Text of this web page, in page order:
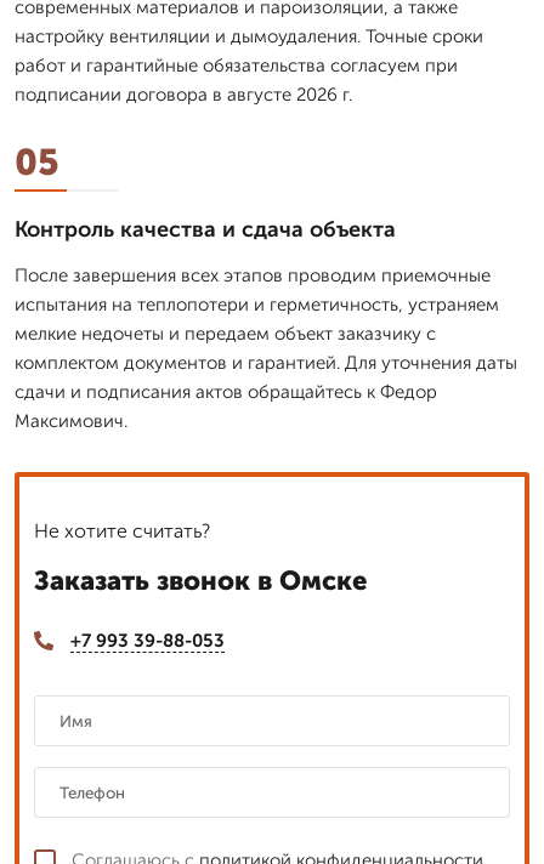
современных материалов и пароизоляции, а также
настройку вентиляции и дымоудаления. Точные сроки
работ и гарантийные обязательства согласуем при
подписании договора в августе 2026 г.
05
Контроль качества и сдача объекта
После завершения всех этапов проводим приемочные
испытания на теплопотери и герметичность, устраняем
мелкие недочеты и передаем объект заказчику с
комплектом документов и гарантией. Для уточнения даты
сдачи и подписания актов обращайтесь к Федор
Максимович.
Не хотите считать?
Заказать звонок в Омске
+7 993 39-88-053